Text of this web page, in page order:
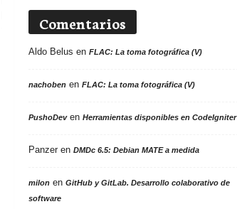
Comentarios
Aldo Belus en FLAC: La toma fotográfica (V)
nachobenen FLAC: La toma fotográfica (V)
PushoDeven Herramientas disponibles en CodeIgniter
Panzeren DMDc 6.5: Debian MATE a medida
milonen GitHub y GitLab. Desarrollo colaborativo de
software